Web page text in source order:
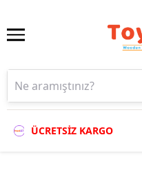
ÜCRETSİZ KARGO